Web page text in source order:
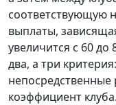
соответствующую
выплаты,
увеличится с 60 до
два, а три
непосредственные
коэффициент